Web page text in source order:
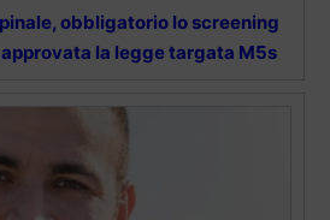
obbligatorio lo screening
la legge targata M5s